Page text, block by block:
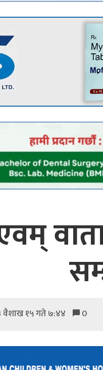
वैशाख १५ गते ७:४४ 0